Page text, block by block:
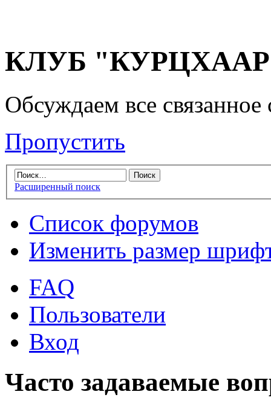
КЛУБ "КУРЦХААР"
Обсуждаем все
Пропустить
Расширенный поиск
Список форумов
Изменить размер
FAQ
Пользователи
Вход
Часто задаваемые